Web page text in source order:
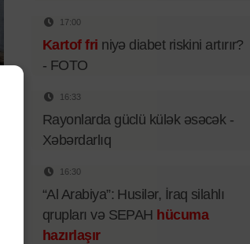
17:00
Kartof fri niyə diabet riskini artırır?
- FOTO
16:33
Rayonlarda güclü külək əsəcək -
Xəbərdarlıq
16:30
“Al Arabiya”: Husilər, İraq silahlı
qrupları və SEPAH hücuma
hazırlaşır